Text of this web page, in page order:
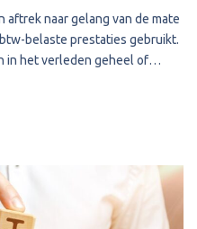
naar gelang van de mate
belaste prestaties gebruikt.
in het verleden geheel of